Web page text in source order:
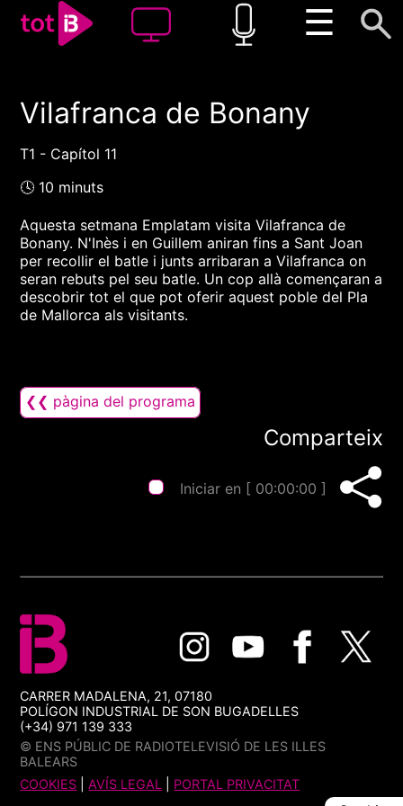
☰
00:00 00:00
Vilafranca de Bonany
T1 - Capítol 11
🕓 10 minuts
Aquesta setmana Emplatam visita Vilafranca de
Bonany. N'Inès i en Guillem aniran fins a Sant Joan
per recollir el batle i junts arribaran a Vilafranca on
seran rebuts pel seu batle. Un cop allà començaran a
descobrir tot el que pot oferir aquest poble del Pla
de Mallorca als visitants.
❮❮ pàgina del programa
Comparteix
Iniciar en [ 00:00:00 ]
CARRER MADALENA, 21, 07180
POLÍGON INDUSTRIAL DE SON BUGADELLES
(+34) 971 139 333
© ENS PÚBLIC DE RADIOTELEVISIÓ DE LES ILLES
BALEARS
COOKIES |AVÍS LEGAL PORTAL PRIVACITAT